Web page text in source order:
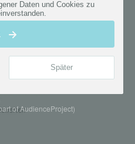
of AudienceProject)